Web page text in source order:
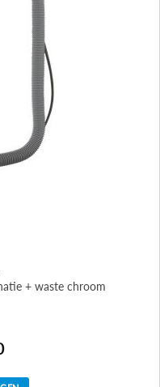
+ waste chroom